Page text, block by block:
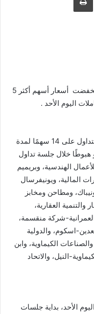
ارتفعت أسعار أسهم أكبر 5 شركات وانخفضت أسعار أسهم أكثر 5
اليوم الأحد .
أعلنت إدارة البورصة المصرية، إيقاف التداول على 14 سهمًا لمدة
الـ5% صعودًا أو هبوطًا خلال جلسة تداول
الهندسية، وبريميم
المالية، ويونيفرسال
ومطاحن ومخابز
والتنمية العقارية،
العمرانية-شركة منقسمة،
اسكوم، والدولية
الكيماوية، وابن
النيل، والاتحاد
الأحد، بداية جلسات